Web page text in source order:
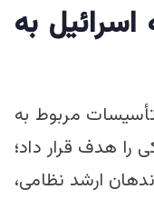
به
تأسیسات مربوط به
هدف قرار داد؛
ارشد نظامی،